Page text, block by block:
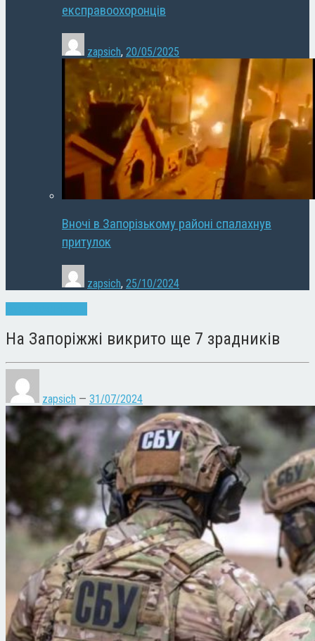
експравоохоронців
zapsich, 20/05/2025
Вночі в Запорізькому районі спалахнув
притулок
zapsich, 25/10/2024
На Запоріжжі викрито ще 7 зрадників
zapsich — 31/07/2024